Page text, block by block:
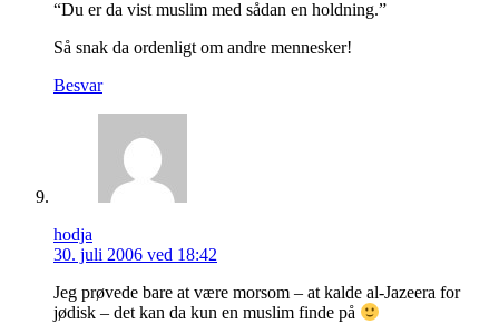
“Du er da vist muslim med sådan en holdning.”
Så snak da ordenligt om andre mennesker!
Besvar
hodja
30. juli 2006 ved 18:42
Jeg prøvede bare at være morsom – at kalde al-Jazeera for
jødisk – det kan da kun en muslim finde på